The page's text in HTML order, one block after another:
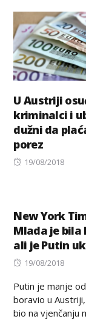
U Austriji
kriminalci i
dužni da
porez
Posted
19/08/2018
New York
Mlada je bila
ali je Putin
Posted
19/08/2018
Putin je manje
boravio u
bio na vjenčanju